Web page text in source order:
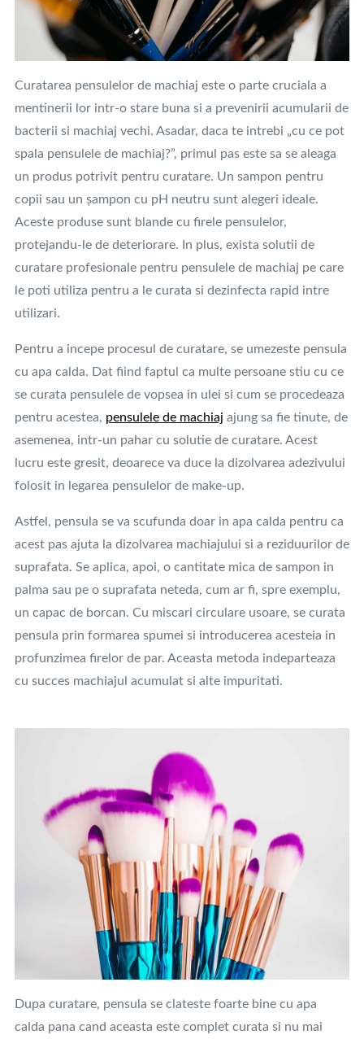
Curatarea pensulelor de machiaj este o parte cruciala a
mentinerii lor intr-o stare buna si a prevenirii acumularii de
bacterii si machiaj vechi. Asadar, daca te intrebi „cu ce pot
spala pensulele de machiaj?”, primul pas este sa se aleaga
un produs potrivit pentru curatare. Un sampon pentru
copii sau un șampon cu pH neutru sunt alegeri ideale.
Aceste produse sunt blande cu firele pensulelor,
protejandu-le de deteriorare. In plus, exista solutii de
curatare profesionale pentru pensulele de machiaj pe care
le poti utiliza pentru a le curata si dezinfecta rapid intre
utilizari.
Pentru a incepe procesul de curatare, se umezeste pensula
cu apa calda. Dat fiind faptul ca multe persoane stiu cu ce
se curata pensulele de vopsea in ulei si cum se procedeaza
pentru acestea, pensulele de machiaj ajung sa fie tinute, de
asemenea, intr-un pahar cu solutie de curatare. Acest
lucru este gresit, deoarece va duce la dizolvarea adezivului
folosit in legarea pensulelor de make-up.
Astfel, pensula se va scufunda doar in apa calda pentru ca
acest pas ajuta la dizolvarea machiajului si a reziduurilor de
suprafata. Se aplica, apoi, o cantitate mica de sampon in
palma sau pe o suprafata neteda, cum ar fi, spre exemplu,
un capac de borcan. Cu miscari circulare usoare, se curata
pensula prin formarea spumei si introducerea acesteia in
profunzimea firelor de par. Aceasta metoda indeparteaza
cu succes machiajul acumulat si alte impuritati.
Dupa curatare, pensula se clateste foarte bine cu apa
calda pana cand aceasta este complet curata si nu mai